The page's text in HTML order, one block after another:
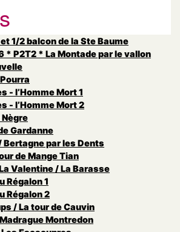
1/2 balcon de la Ste Baume
P2T2 * La Montade par le vallon
- l’Homme Mort 1
- l’Homme Mort 2
Nègre
Gardanne
Bertagne par les Dents
de Mange Tian
Valentine / La Barasse
Régalon 1
Régalon 2
/ La tour de Cauvin
Montredon